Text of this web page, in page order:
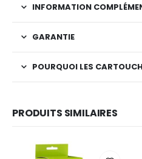
INFORMATION
GARANTIE
POURQUOI LES
PRODUITS SIMILAIRES